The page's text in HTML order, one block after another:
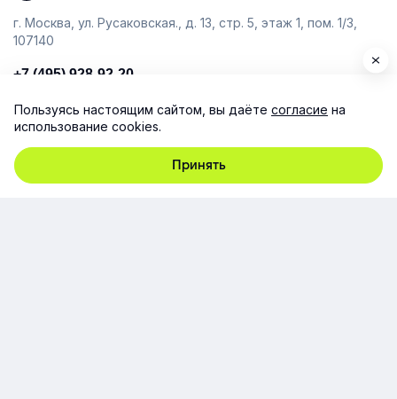
г. Москва, ул. Русаковская., д. 13, стр. 5, этаж 1, пом. 1/3,
107140
+7 (495) 928-92-20
Расскажем о платформе и предоставим бесплатный
демо-доступ
Пользуясь настоящим сайтом, вы даёте согласие на
использование cookies.
Принять